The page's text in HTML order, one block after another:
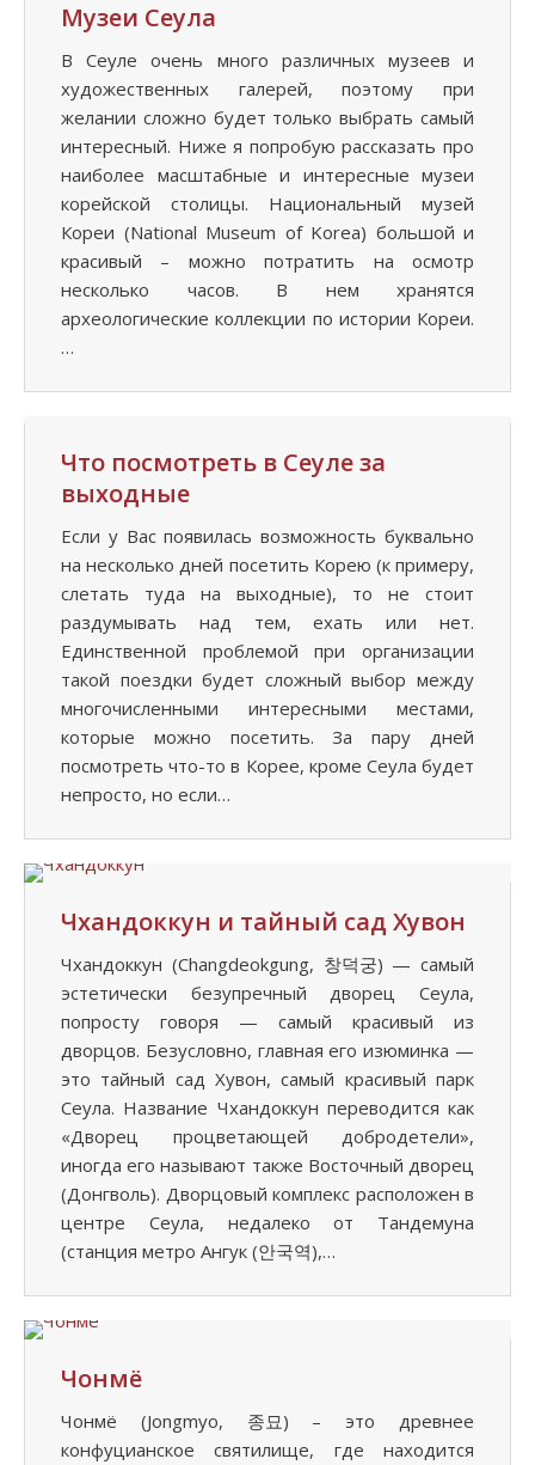
Музеи Сеула
В Сеуле очень много различных музеев и
художественных галерей, поэтому при
желании сложно будет только выбрать самый
интересный. Ниже я попробую рассказать про
наиболее масштабные и интересные музеи
корейской столицы. Национальный музей
Кореи (National Museum of Korea) большой и
красивый – можно потратить на осмотр
несколько часов. В нем хранятся
археологические коллекции по истории Кореи.
…
Что посмотреть в Сеуле за
выходные
Если у Вас появилась возможность буквально
на несколько дней посетить Корею (к примеру,
слетать туда на выходные), то не стоит
раздумывать над тем, ехать или нет.
Единственной проблемой при организации
такой поездки будет сложный выбор между
многочисленными интересными местами,
которые можно посетить. За пару дней
посмотреть что-то в Корее, кроме Сеула будет
непросто, но если…
Чхандоккун и тайный сад Хувон
Чхандоккун (Changdeokgung, 창덕궁) — самый
эстетически безупречный дворец Сеула,
попросту говоря — самый красивый из
дворцов. Безусловно, главная его изюминка —
это тайный сад Хувон, самый красивый парк
Сеула. Название Чхандоккун переводится как
«Дворец процветающей добродетели»,
иногда его называют также Восточный дворец
(Донгволь). Дворцовый комплекс расположен в
центре Сеула, недалеко от Тандемуна
(станция метро Ангук (안국역),…
Чонмё
Чонмё (Jongmyo, 종묘) – это древнее
конфуцианское святилище, где находится